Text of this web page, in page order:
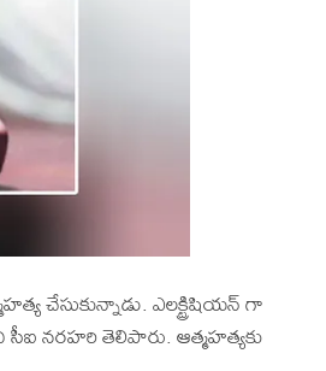
చేసుకున్నాడు. ఎలక్ట్రిషియన్ గా
నరహరి తెలిపారు. ఆత్మహత్యకు